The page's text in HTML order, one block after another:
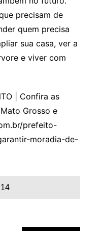
precisam de
quem precisa
sua casa, ver a
e viver com
| Confira as
Grosso e
prefeito-
moradia-de-